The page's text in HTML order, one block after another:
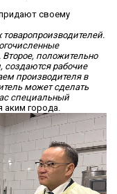
своему
положительно
создаются рабочие
производителя в
может сделать
специальный
аким города.